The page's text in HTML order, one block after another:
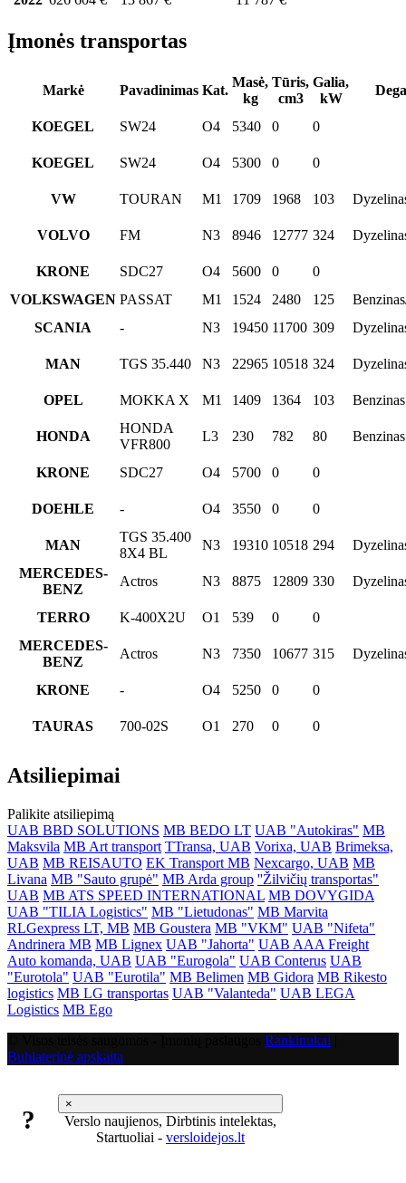
Įmonės transportas
Markė Pavadinimas Kat.
Masė,
kg
Tūris,
cm3
Galia,
kW
KOEGEL SW24 O4 5340 0 0
KOEGEL SW24 O4 5300 0 0
VW TOURAN M1 1709 1968 103
VOLVO FM N3 8946 12777 324
KRONE SDC27 O4 5600 0
0
VOLKSWAGEN PASSAT M1 1524 2480 125
SCANIA
- N3 19450 11700 309
MAN TGS 35.440 N3 22965 10518 324
OPEL MOKKA X M1 1409 1364 103 Benzinas
HONDA
HONDA
VFR800
L3 230 782 80 Benzinas
KRONE SDC27 O4 5700 0 0
DOEHLE - O4 3550 0 0
MAN
TGS 35.400
8X4 BL
N3 19310 10518 294
MERCEDES-
BENZ
Actros N3 8875 12809 330
TERRO K-400X2U O1 539 0
0
MERCEDES-
BENZ
Actros N3 7350 10677 315
KRONE - O4 5250 0 0
TAURAS 700-02S O1 270 0 0
Atsiliepimai
Palikite atsiliepimą
UAB BBD SOLUTIONS MB BEDO LT UAB "Autokiras" MB
Maksvila MB Art transport TTransa, UAB Vorixa, UAB Brimeksa,
UAB MB REISAUTO EK Transport MB Nexcargo, UAB MB
Livana MB "Sauto grupė" MB Arda group ''Žilvičių transportas"
UAB MB ATS SPEED INTERNATIONAL MB DOVYGIDA
UAB "TILIA Logistics" MB "Lietudonas" MB Marvita
RLGexpress LT, MB MB Goustera MB "VKM" UAB "Nifeta"
Andrinera MB MB Lignex UAB "Jahorta" UAB AAA Freight
Auto komanda, UAB UAB "Eurogola" UAB Conterus UAB
"Eurotola" UAB "Eurotila" MB Belimen MB Gidora MB Rikesto
logistics MB LG transportas UAB "Valanteda" UAB LEGA
Logistics MB Ego
Rankinukai
Buhlaterinė apskaita
×
?
Verslo naujienos, Dirbtinis intelektas,
Startuoliai - versloidejos.lt